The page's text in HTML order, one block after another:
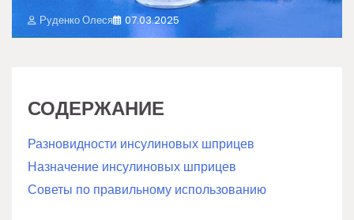
Руденко Олеся 07.03.2025
СОДЕРЖАНИЕ
Разновидности инсулиновых шприцев
Назначение инсулиновых шприцев
Советы по правильному использованию